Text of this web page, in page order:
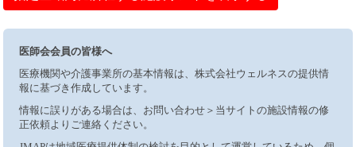
医師会会員の皆様へ
医療機関や介護事業所の基本情報は、株式会社ウェルネスの提供情
報に基づき作成しています。
情報に誤りがある場合は、お問い合わせ＞当サイトの施設情報の修
正依頼よりご連絡ください。